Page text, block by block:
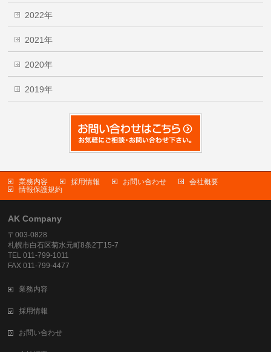
2022年
2021年
2020年
2019年
業務内容 採用情報 お問い合わせ
会社概要
情報保護規約
AK Company
〒003-0828
札幌市白石区菊水元町8条2丁15-7
TEL 011-799-1011
FAX 011-799-4477
業務内容
採用情報
お問い合わせ